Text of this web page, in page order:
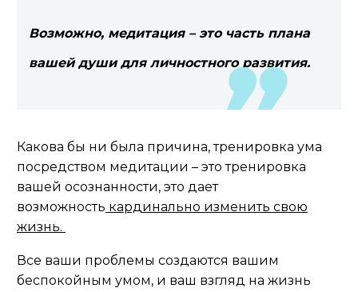
Возможно, медитация – это часть плана
вашей души для личностного развития.
Какова бы ни была причина, тренировка ума
посредством медитации – это тренировка
вашей осознанности, это дает
возможность кардинально изменить свою
жизнь.
Все ваши проблемы создаются вашим
беспокойным умом, и ваш взгляд на жизнь